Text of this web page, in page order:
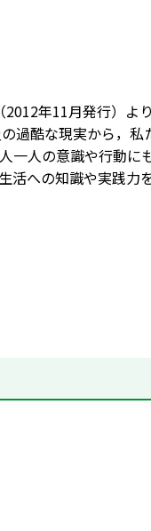
年11月発行）よ
過酷な現実から，
一人の意識や行動に
活への知識や実践力